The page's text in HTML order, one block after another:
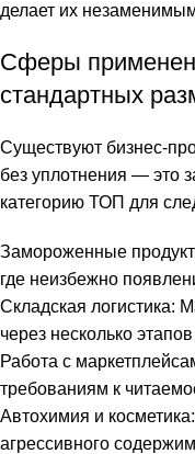
делает их
Сферы
стандартных
Существуют бизнес-
без уплотнения — это
категорию ТОП для
Замороженные
где неизбежно
Складская логистика:
через несколько
Работа с
требованиям к
Автохимия и
агрессивного